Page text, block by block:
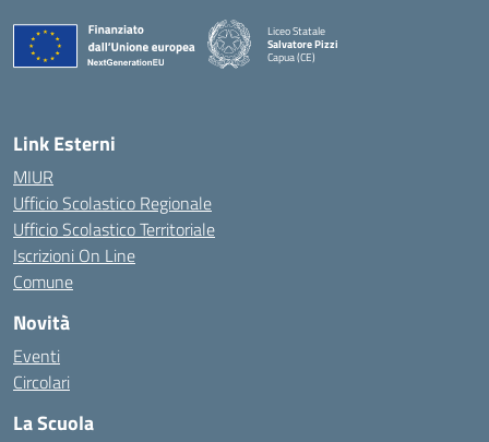
Liceo Statale
Salvatore Pizzi
Capua (CE)
— Visita la pagina iniziale della scuola
Link Esterni
MIUR
Ufficio Scolastico Regionale
Ufficio Scolastico Territoriale
Iscrizioni On Line
Comune
Novità
Eventi
Circolari
La Scuola